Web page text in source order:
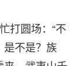
打圆场： “不
是不是？族